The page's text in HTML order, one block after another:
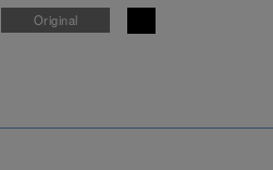
Original